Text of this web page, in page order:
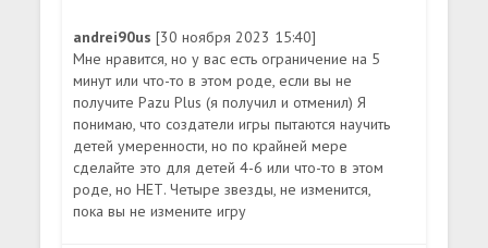
andrei90us[30 ноября 2023 15:40]
Мне нравится, но у вас есть ограничение на 5
минут или что-то в этом роде, если вы не
получите Pazu Plus (я получил и отменил) Я
понимаю, что создатели игры пытаются научить
детей умеренности, но по крайней мере
сделайте это для детей 4-6 или что-то в этом
роде, но НЕТ. Четыре звезды, не изменится,
пока вы не измените игру